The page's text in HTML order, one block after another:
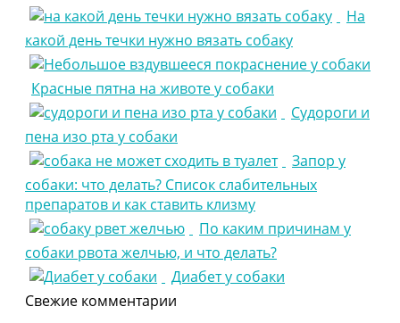
На
какой день течки нужно вязать собаку
Красные пятна на животе у собаки
Судороги и
пена изо рта у собаки
Запор у
собаки: что делать? Список слабительных
препаратов и как ставить клизму
По каким причинам у
собаки рвота желчью, и что делать?
Диабет у собаки
Свежие комментарии